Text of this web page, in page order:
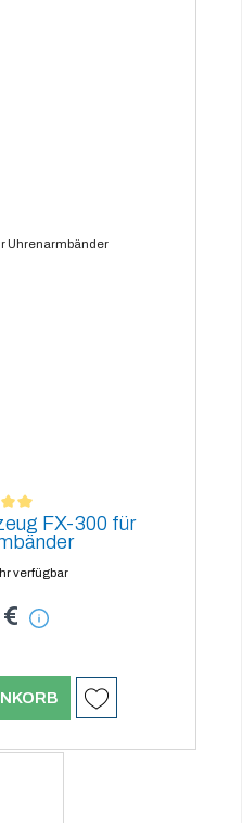
von 5 Sternen
FX-300 für
verfügbar